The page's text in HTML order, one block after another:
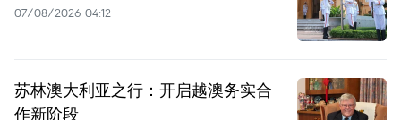
07/08/2026 04:12
苏林澳大利亚之行：开启越澳务实合
作新阶段